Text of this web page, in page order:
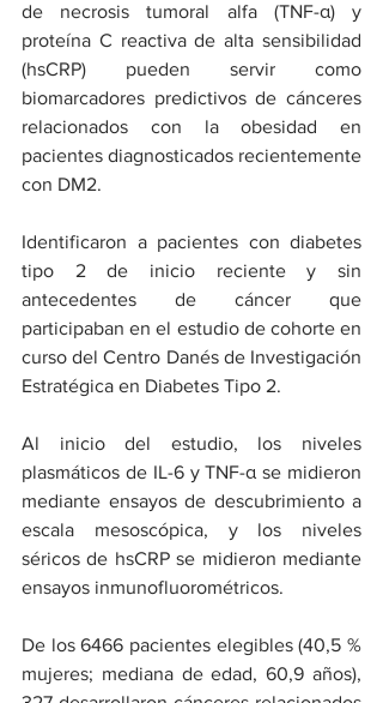
de necrosis tumoral alfa (TNF-α) y
proteína C reactiva de alta sensibilidad
(hsCRP) pueden servir como
biomarcadores predictivos de cánceres
relacionados con la obesidad en
pacientes diagnosticados recientemente
con DM2.
Identificaron a pacientes con diabetes
tipo 2 de inicio reciente y sin
antecedentes de cáncer que
participaban en el estudio de cohorte en
curso del Centro Danés de Investigación
Estratégica en Diabetes Tipo 2.
Al inicio del estudio, los niveles
plasmáticos de IL-6 y TNF-α se midieron
mediante ensayos de descubrimiento a
escala mesoscópica, y los niveles
séricos de hsCRP se midieron mediante
ensayos inmunofluorométricos.
De los 6466 pacientes elegibles (40,5 %
mujeres; mediana de edad, 60,9 años),